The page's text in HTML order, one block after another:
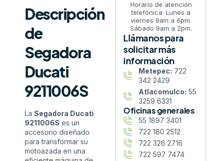
Descripción
de
Segadora
Ducati
9211006S
La Segadora Ducati
9211006S es un
accesorio diseñado
para transformar su
motoazada en una
Horario de atención
telefónica: Lunes a
viernes 9am a 6pm.
Sábado 9am a 2pm.
Llámanos para
solicitar más
información
Metepec: 722
342 2429
Atlacomulco: 55
3259 6331
Oficinas generales
55 1897 3401
722 180 2512
722 326 2716
722 597 7474